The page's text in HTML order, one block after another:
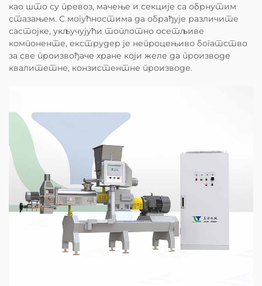
као што су превоз, мачење и секције са обрнутим
стазањем. С могућностима да обрађује различите
састојке, укључујући топлотно осетљиве
компоненте, екструдер је непроцењиво богатство
за све произвођаче хране који желе да производе
квалитетне, конзистентне производе.